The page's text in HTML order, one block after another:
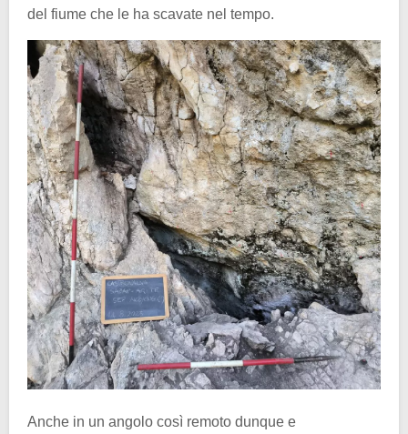
del fiume che le ha scavate nel tempo.
Anche in un angolo così remoto dunque e